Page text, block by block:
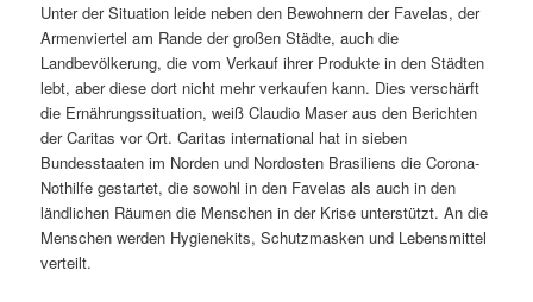
Unter der Situation leide neben den Bewohnern der Favelas, der
Armenviertel am Rande der großen Städte, auch die
Landbevölkerung, die vom Verkauf ihrer Produkte in den Städten
lebt, aber diese dort nicht mehr verkaufen kann. Dies verschärft
die Ernährungssituation, weiß Claudio Maser aus den Berichten
der Caritas vor Ort. Caritas international hat in sieben
Bundesstaaten im Norden und Nordosten Brasiliens die Corona-
Nothilfe gestartet, die sowohl in den Favelas als auch in den
ländlichen Räumen die Menschen in der Krise unterstützt. An die
Menschen werden Hygienekits, Schutzmasken und Lebensmittel
verteilt.